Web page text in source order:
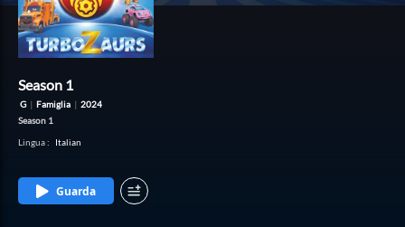
Season 1
G | Famiglia | 2024
Season 1
Lingua: Italian
Guarda